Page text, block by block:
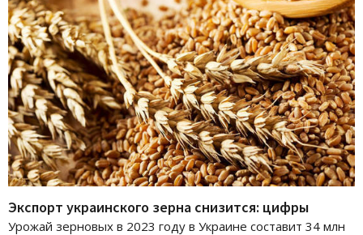
Экспорт украинского зерна снизится: цифры
Урожай зерновых в 2023 году в Украине составит 34 млн